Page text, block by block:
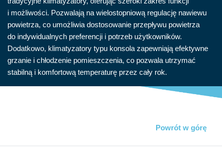
i możliwości. Pozwalają na wielostopniową regulację nawiewu
powietrza, co umożliwia dostosowanie przepływu powietrza
do indywidualnych preferencji i potrzeb użytkowników.
Dodatkowo, klimatyzatory typu konsola zapewniają efektywne
grzanie i chłodzenie pomieszczenia, co pozwala utrzymać
stabilną i komfortową temperaturę przez cały rok.
Powrót w górę